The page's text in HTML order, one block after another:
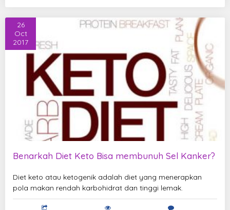
Benarkah Diet Keto Bisa membunuh Sel Kanker?
26
Oct
2017
Diet keto atau ketogenik adalah diet yang menerapkan
pola makan rendah karbohidrat dan tinggi lemak.